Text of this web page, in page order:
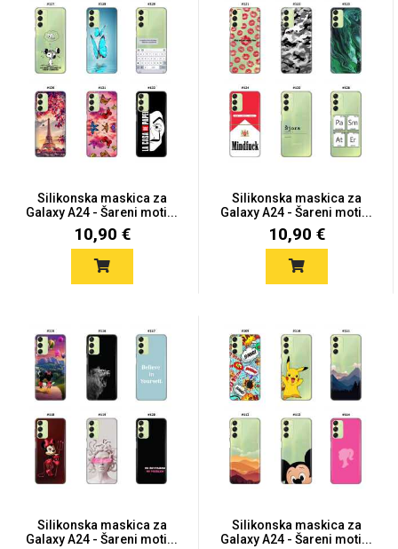
Silikonska maskica za
Galaxy A24 - Šareni moti...
10,90 €
Silikonska maskica za
Galaxy A24 - Šareni moti...
10,90 €
Silikonska maskica za
Galaxy A24 - Šareni moti...
Silikonska maskica za
Galaxy A24 - Šareni moti...